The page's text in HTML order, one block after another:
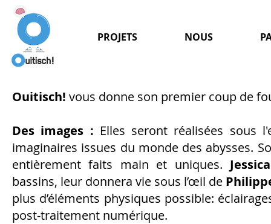
PROJETS NOUS
Ouitisch! vous donne son premier coup de
Des images : Elles seront réalisées sous
imaginaires issues du monde des abysses.
entièrement faits main et uniques.
bassins, leur donnera vie sous l’œil de
plus d’éléments physiques possible:
post-traitement numérique.